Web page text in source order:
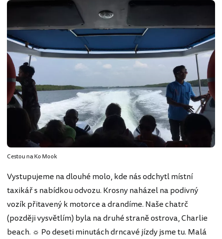
Cestou na Ko Mook
Vystupujeme na dlouhé molo, kde nás odchytl místní
taxikář s nabídkou odvozu. Krosny naházel na podivný
vozík přitavený k motorce a drandíme. Naše chatrč
(později vysvětlím) byla na druhé straně ostrova, Charlie
beach. ☼ Po deseti minutách drncavé jízdy jsme tu. Malá